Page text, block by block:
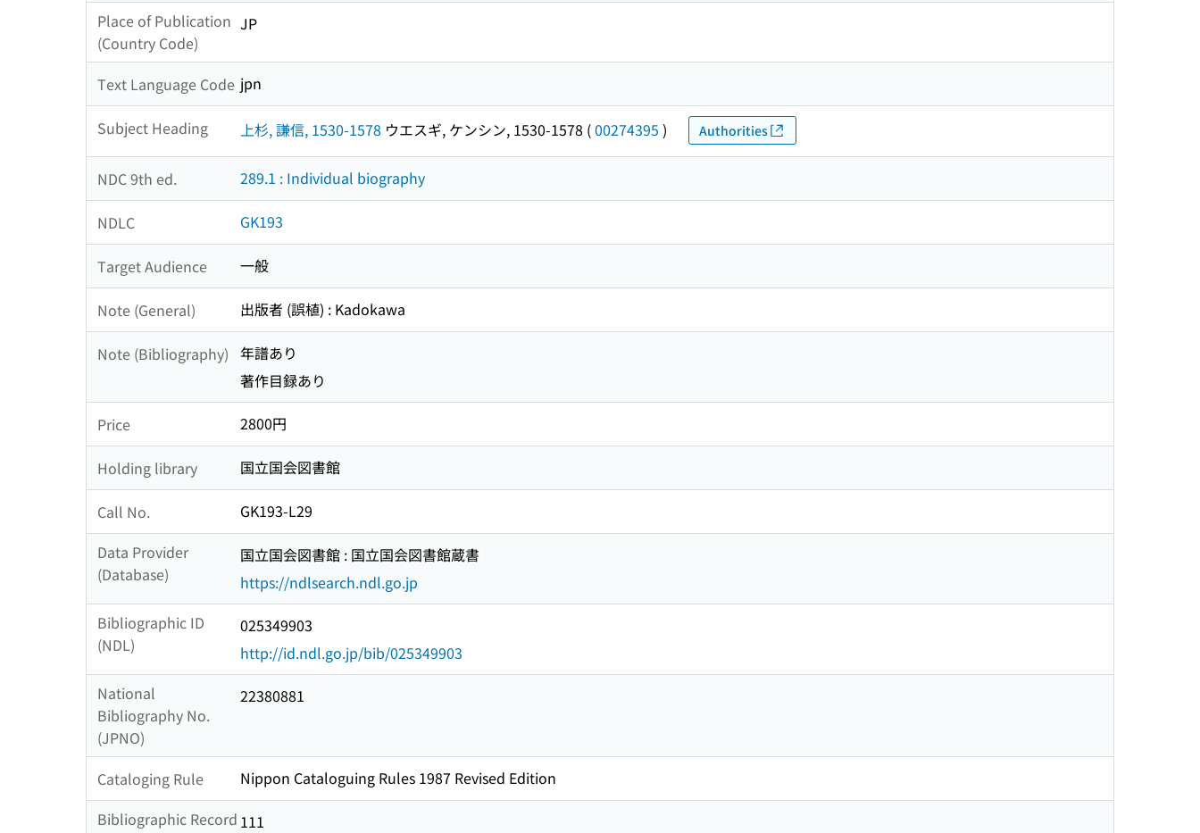
Place of Publication
(Country Code)
JP
Text Language Code jpn
Subject Heading 上杉, 謙信, 1530-1578 ウエスギ, ケンシン, 1530-1578 (00274395 ) Authorities
NDC 9th ed. 289.1 : Individual biography
NDLC GK193
Target Audience 一般
Note (General) 出版者 (誤植) : Kadokawa
Note (Bibliography) 年譜あり
著作目録あり
Price 2800円
Holding library 国立国会図書館
Call No.
GK193-L29
Data Provider
(Database)
国立国会図書館 : 国立国会図書館蔵書
https://ndlsearch.ndl.go.jp
Bibliographic ID
(NDL)
025349903
http://id.ndl.go.jp/bib/025349903
National
Bibliography No.
(JPNO)
22380881
Cataloging Rule
Nippon Cataloguing Rules 1987 Revised Edition
Bibliographic Record 111